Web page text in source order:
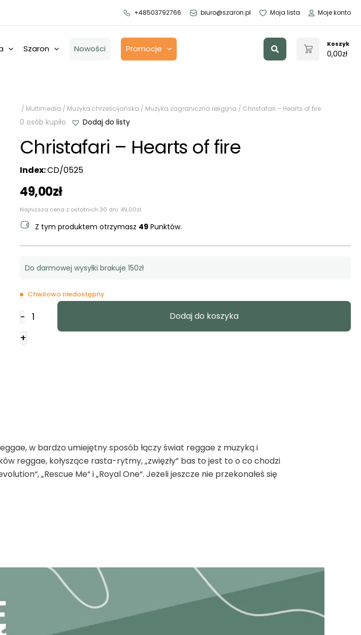
+48503792766 biuro@szaron.pl Moja lista Moje konto
Szaron Nowości Promocje Szukaj Koszyk
0,00zł
/ Multimedia / Muzyka chrześcijańska / Muzyka zagraniczna religijna / Christafari – Hearts of fire
0 osób kupiło Dodaj do listy
Christafari – Hearts of fire
Index:CD/0525
49,00zł
Najniższa cena z ostatnich 30 dni: 49,00zł.
Z tym produktem otrzymasz 49 Punktów.
Do darmowej wysyłki brakuje 150zł
Chwilowo niedostępny
- Christafari
-
Hearts
+
Dodaj do koszyka
w bardzo umiejętny sposób łączy świat reggae z muzyką i
reggae, kołyszące rasta-rytmy, „zwięzły” bas to jest to o co chodzi
„Rescue Me“ i „Royal One“. Jeżeli jeszcze nie przekonałeś się